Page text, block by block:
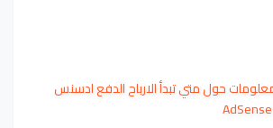
حول متي تبدأ الارباح الدفع ادسنس